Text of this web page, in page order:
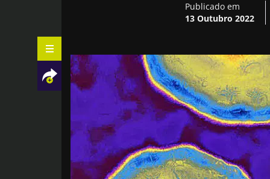
Facebook
TwitterLinkedIn
Mail
Publicado em
13 Outubro 2022